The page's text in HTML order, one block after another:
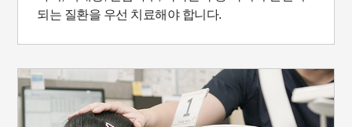
되는 질환을 우선 치료해야 합니다.